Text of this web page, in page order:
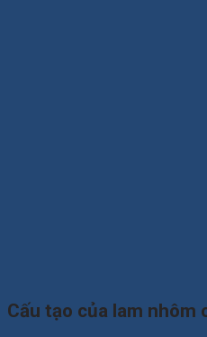
Cấu tạo của lam nhôm